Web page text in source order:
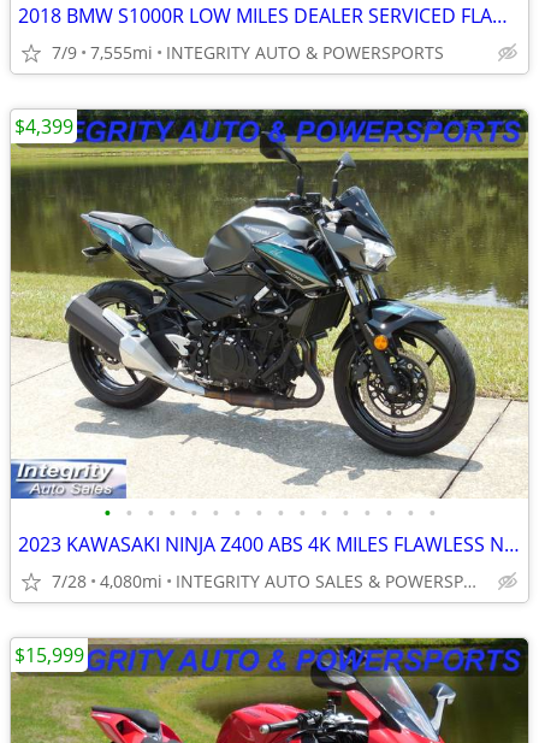
2018 BMW S1000R LOW MILES DEALER SERVICED FLAWLESS NO BS DEALER FEES!!
7/9 7,555mi INTEGRITY AUTO & POWERSPORTS
• • • • • • • • • • • • • • • •
2023 KAWASAKI NINJA Z400 ABS 4K MILES FLAWLESS NO DEALER FEES OR BS!!!
7/28 4,080mi INTEGRITY AUTO SALES & POWERSPORTS
$4,399
$15,999